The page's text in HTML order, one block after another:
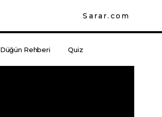
Sarar.com
Düğün Rehberi Quiz